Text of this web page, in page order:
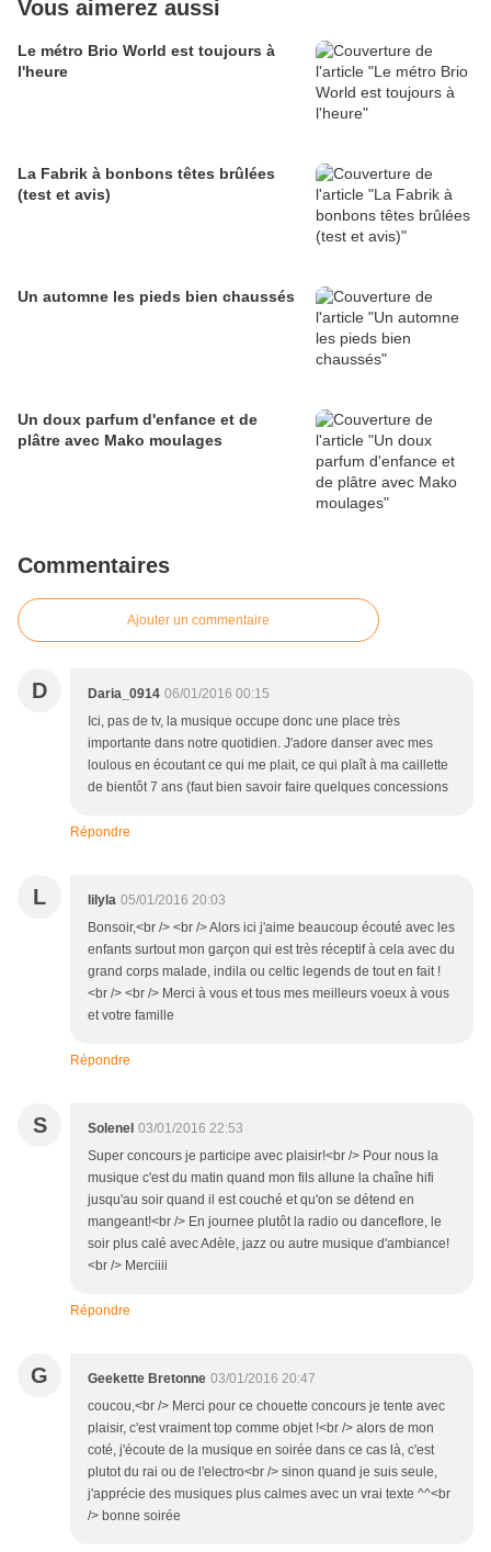
Vous aimerez aussi
Le métro Brio World est toujours à
l'heure
La Fabrik à bonbons têtes brûlées
(test et avis)
Un automne les pieds bien chaussés
Un doux parfum d'enfance et de
plâtre avec Mako moulages
Commentaires
Ajouter un commentaire
D Daria_0914 06/01/2016 00:15
Ici, pas de tv, la musique occupe donc une place très
importante dans notre quotidien. J'adore danser avec mes
loulous en écoutant ce qui me plait, ce qui plaît à ma caillette
de bientôt 7 ans (faut bien savoir faire quelques concessions
Répondre
L lilyla 05/01/2016 20:03
Bonsoir,<br /> <br /> Alors ici j'aime beaucoup écouté avec les
enfants surtout mon garçon qui est très réceptif à cela avec du
grand corps malade, indila ou celtic legends de tout en fait !
<br /> <br /> Merci à vous et tous mes meilleurs voeux à vous
et votre famille
Répondre
S Solenel 03/01/2016 22:53
Super concours je participe avec plaisir!<br /> Pour nous la
musique c'est du matin quand mon fils allune la chaîne hifi
jusqu'au soir quand il est couché et qu'on se détend en
mangeant!<br /> En journee plutôt la radio ou danceflore, le
soir plus calé avec Adèle, jazz ou autre musique d'ambiance!
<br /> Merciiii
Répondre
G Geekette Bretonne 03/01/2016 20:47
coucou,<br /> Merci pour ce chouette concours je tente avec
plaisir, c'est vraiment top comme objet !<br /> alors de mon
coté, j'écoute de la musique en soirée dans ce cas là, c'est
plutot du rai ou de l'electro<br /> sinon quand je suis seule,
j'apprécie des musiques plus calmes avec un vrai texte ^^<br
/> bonne soirée